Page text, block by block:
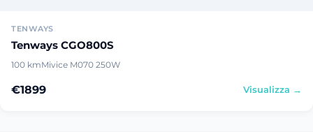
TENWAYS
Tenways CGO800S
100 kmMivice M070 250W
€1899 Visualizza →